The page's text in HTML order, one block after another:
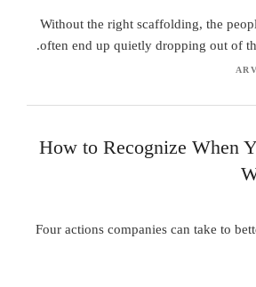
Without the right scaffolding, the
often end up quietly dropping out of
How to Recognize When
Four actions companies can take to